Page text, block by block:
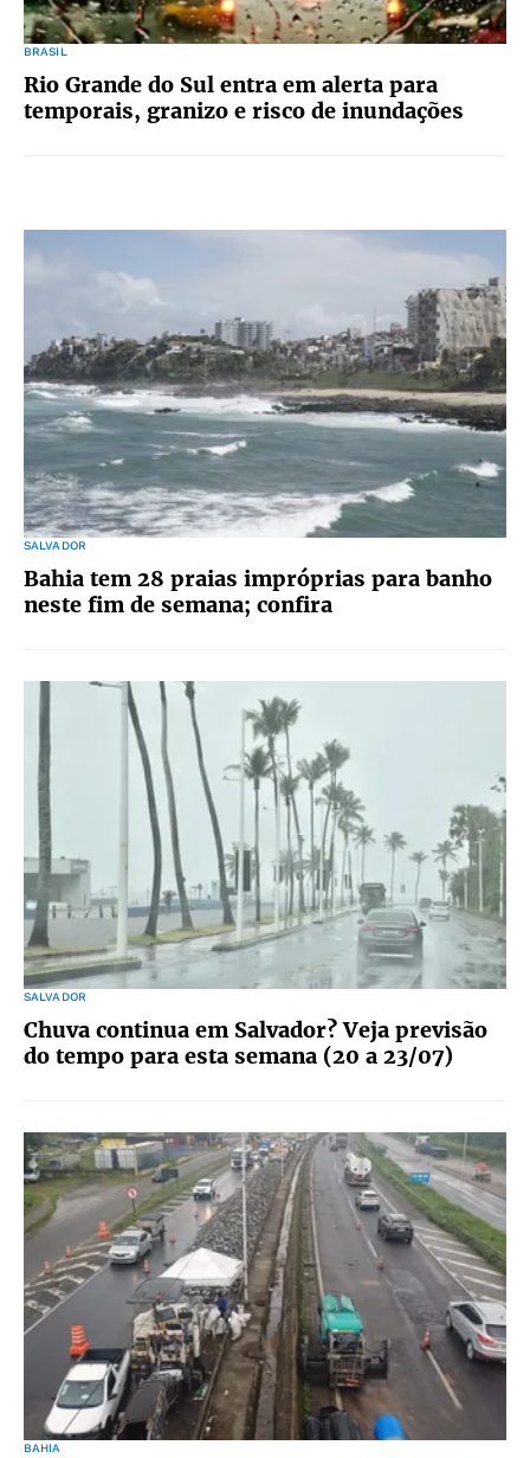
BRASIL
Rio Grande do Sul entra em alerta para
temporais, granizo e risco de inundações
SALVADOR
Bahia tem 28 praias impróprias para banho
neste fim de semana; confira
SALVADOR
Chuva continua em Salvador? Veja previsão
do tempo para esta semana (20 a 23/07)
BAHIA